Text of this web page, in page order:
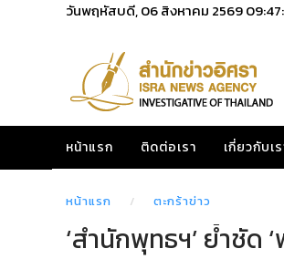
วันพฤหัสบดี, 06 สิงหาคม 2569
หน้าแรก ติดต่อเรา เกี่ยวกับเ
หน้าแรก ตะกร้าข่าว
‘สำนักพุทธฯ’ ย้ำชัด